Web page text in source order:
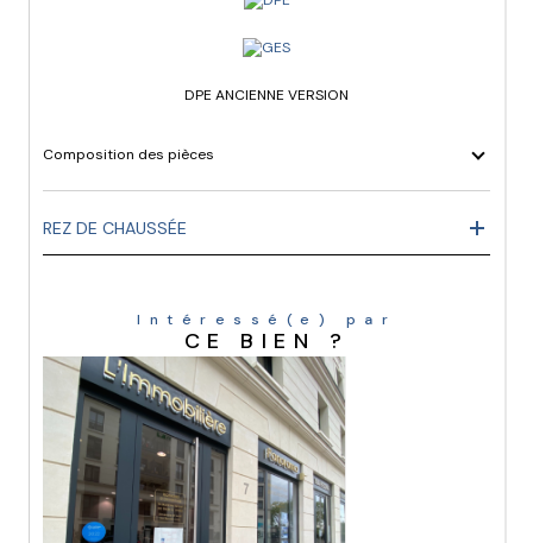
DPE ANCIENNE VERSION
Composition des pièces
REZ DE CHAUSSÉE
Intéressé(e) par
CE BIEN ?